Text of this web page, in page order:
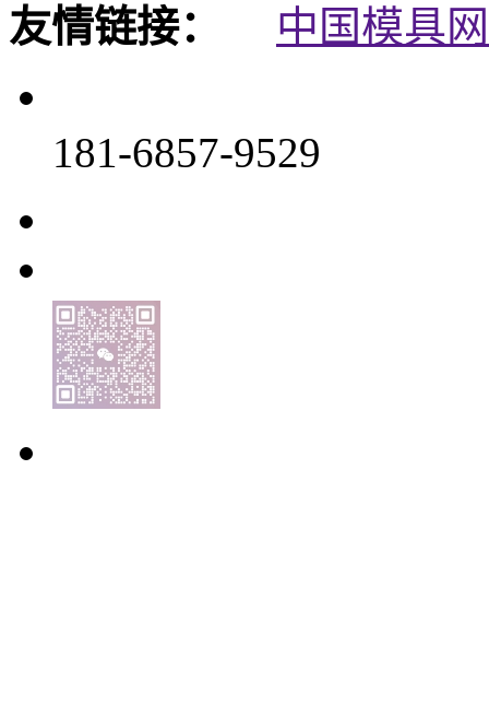
友情链接：
中国模具网
181-6857-9529